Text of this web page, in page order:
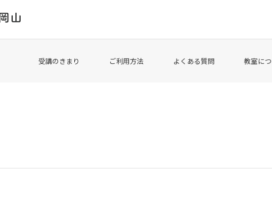
受講のきまり ご利用方法 よくある質問 教室に